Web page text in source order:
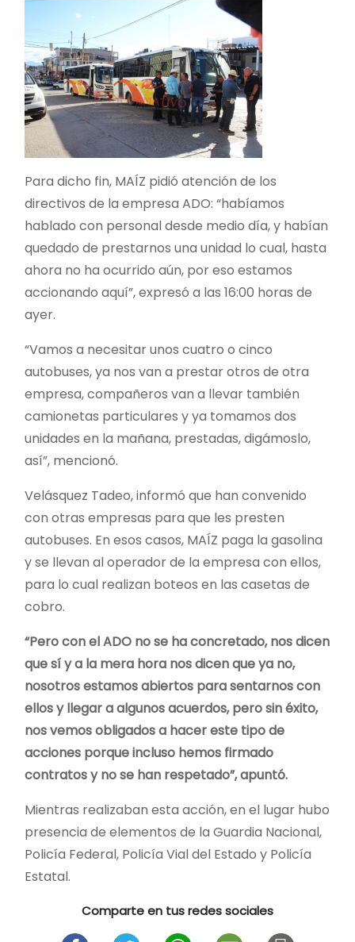
Para dicho fin, MAÍZ pidió atención de los
directivos de la empresa ADO: “habíamos
hablado con personal desde medio día, y habían
quedado de prestarnos una unidad lo cual, hasta
ahora no ha ocurrido aún, por eso estamos
accionando aquí”, expresó a las 16:00 horas de
ayer.
“Vamos a necesitar unos cuatro o cinco
autobuses, ya nos van a prestar otros de otra
empresa, compañeros van a llevar también
camionetas particulares y ya tomamos dos
unidades en la mañana, prestadas, digámoslo,
así”, mencionó.
Velásquez Tadeo, informó que han convenido
con otras empresas para que les presten
autobuses. En esos casos, MAÍZ paga la gasolina
y se llevan al operador de la empresa con ellos,
para lo cual realizan boteos en las casetas de
cobro.
“Pero con el ADO no se ha concretado, nos dicen
que sí y a la mera hora nos dicen que ya no,
nosotros estamos abiertos para sentarnos con
ellos y llegar a algunos acuerdos, pero sin éxito,
nos vemos obligados a hacer este tipo de
acciones porque incluso hemos firmado
contratos y no se han respetado”, apuntó.
Mientras realizaban esta acción, en el lugar hubo
presencia de elementos de la Guardia Nacional,
Policía Federal, Policía Vial del Estado y Policía
Estatal.
Comparte en tus redes sociales